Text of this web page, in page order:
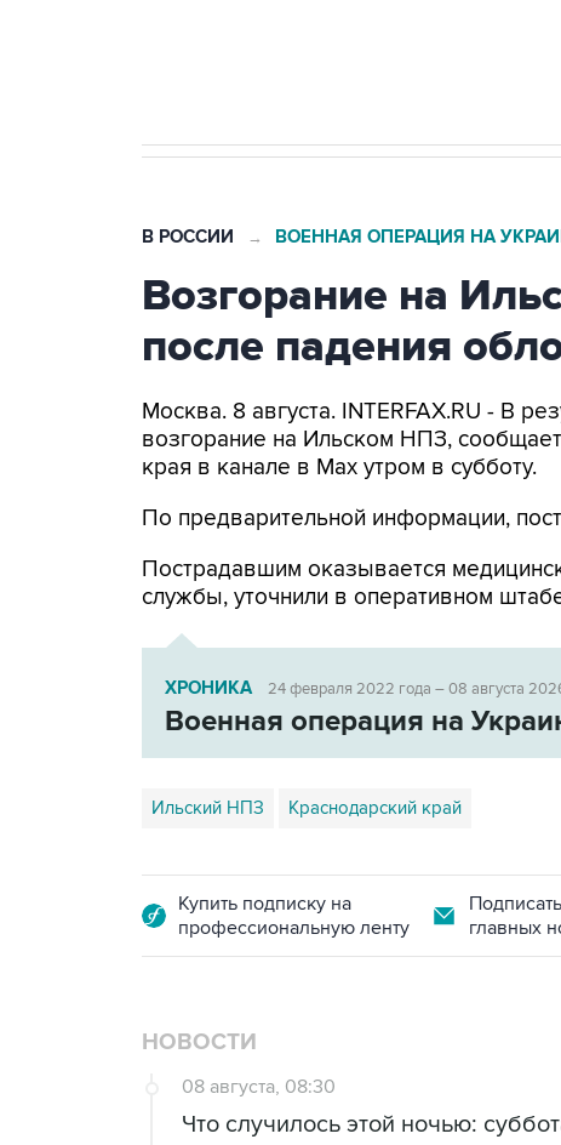
В РОССИИ → ВОЕННАЯ ОПЕРАЦИЯ НА
Возгорание на
после падения
Москва. 8 августа. INTERFAX.RU - В
возгорание на Ильском НПЗ,
края в канале в Max утром в субботу.
По предварительной информации,
Пострадавшим оказывается
службы, уточнили в оперативном
ХРОНИКА 24 февраля 2022 года – 08 августа
Военная операция на
Ильский НПЗ Краснодарский край
Купить подписку на
профессиональную ленту
главных
НОВОСТИ
08 августа, 08:30
Что случилось этой ночью: